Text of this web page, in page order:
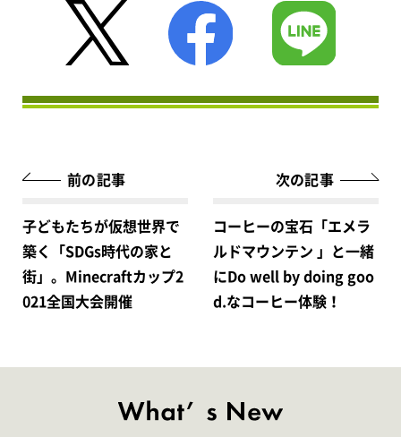
前の記事
子どもたちが仮想世界で
築く「SDGs時代の家と
街」。Minecraftカップ2
021全国大会開催
次の記事
コーヒーの宝石「エメラ
ルドマウンテン 」と一緒
にDo well by doing goo
d.なコーヒー体験！